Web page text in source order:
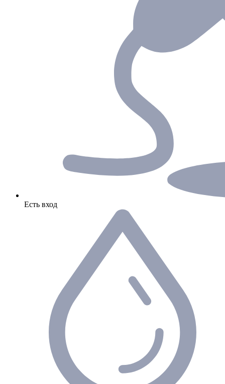
Есть вход